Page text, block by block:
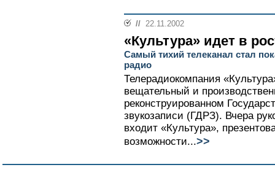
// 22.11.2002
«Культура» идет в
Самый тихий телеканал стал
радио
Телерадиокомпания
вещательный и
реконструированном
звукозаписи (ГДРЗ). Вчера
входит «Культура»,
возможности...>>